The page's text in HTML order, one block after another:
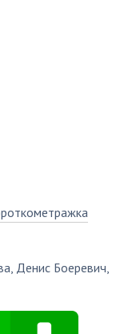
, Денис Боеревич,